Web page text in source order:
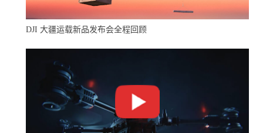
效率。
DJI 大疆运载新品发布会全程回顾